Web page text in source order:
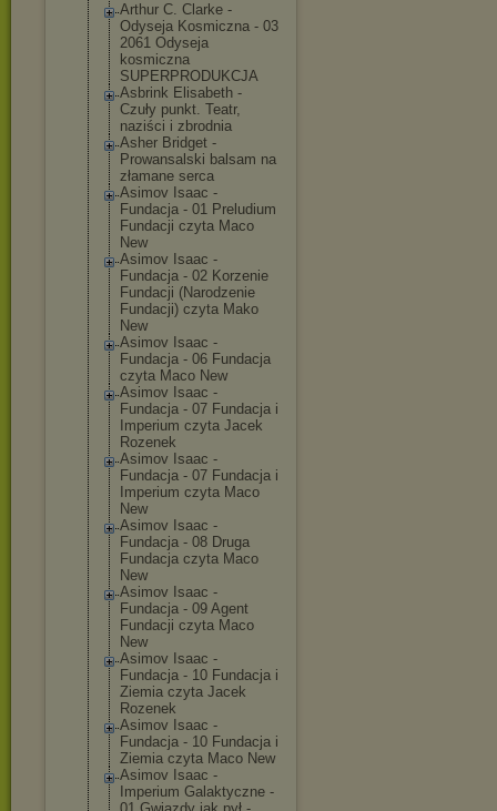
Arthur C. Clarke -
Odyseja Kosmiczna - 03
2061 Odyseja
kosmiczna
SUPERPRODUKCJA
Asbrink Elisabeth -
Czuły punkt. Teatr,
naziści i zbrodnia
Asher Bridget -
Prowansalski balsam na
złamane serca
Asimov Isaac -
Fundacja - 01 Preludium
Fundacji czyta Maco
New
Asimov Isaac -
Fundacja - 02 Korzenie
Fundacji (Narodzenie
Fundacji) czyta Mako
New
Asimov Isaac -
Fundacja - 06 Fundacja
czyta Maco New
Asimov Isaac -
Fundacja - 07 Fundacja i
Imperium czyta Jacek
Rozenek
Asimov Isaac -
Fundacja - 07 Fundacja i
Imperium czyta Maco
New
Asimov Isaac -
Fundacja - 08 Druga
Fundacja czyta Maco
New
Asimov Isaac -
Fundacja - 09 Agent
Fundacji czyta Maco
New
Asimov Isaac -
Fundacja - 10 Fundacja i
Ziemia czyta Jacek
Rozenek
Asimov Isaac -
Fundacja - 10 Fundacja i
Ziemia czyta Maco New
Asimov Isaac -
Imperium Galaktyczne -